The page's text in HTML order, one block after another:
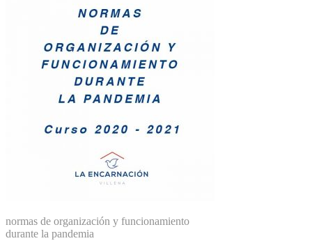
normas de organización y funcionamiento
durante la pandemia